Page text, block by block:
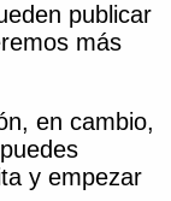
publicar
más
en cambio,
y empezar